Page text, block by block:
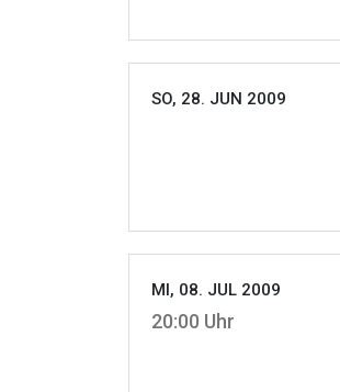
SO, 28. JUN 2009
MI, 08. JUL 2009
20:00 Uhr